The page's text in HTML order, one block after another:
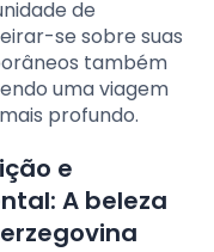
de
se sobre suas
também
uma viagem
profundo.
e
A beleza